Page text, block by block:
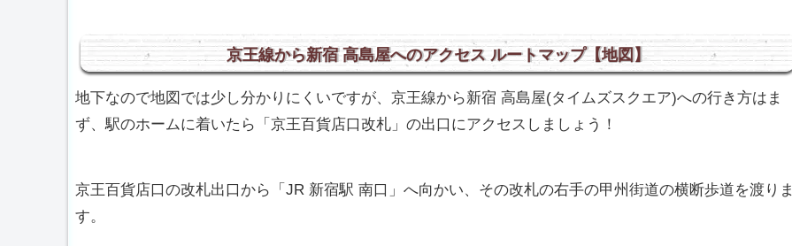
京王線から新宿 高島屋へのアクセス ルートマップ【地図】
地下なので地図では少し分かりにくいですが、京王線から新宿 高島屋(タイムズスクエア)への行き方はま
ず、駅のホームに着いたら「京王百貨店口改札」の出口にアクセスしましょう！
京王百貨店口の改札出口から「JR 新宿駅 南口」へ向かい、その改札の右手の甲州街道の横断歩道を渡りま
す。